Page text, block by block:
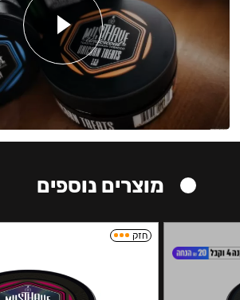
מוצרים נוספים
חזק